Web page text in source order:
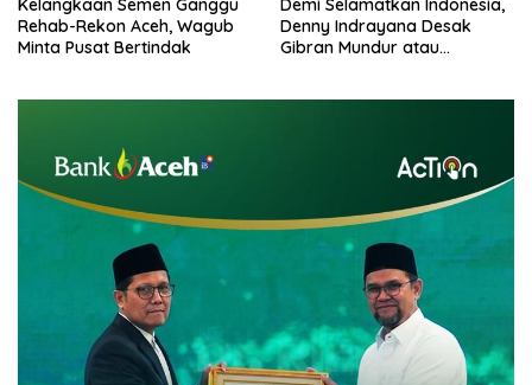
Kelangkaan Semen Ganggu
Rehab-Rekon Aceh, Wagub
Minta Pusat Bertindak
Demi Selamatkan Indonesia,
Denny Indrayana Desak
Gibran Mundur atau